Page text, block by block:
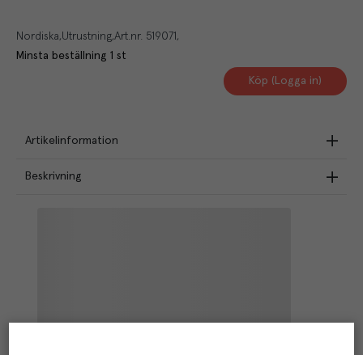
Nordiska Utrustning Art.nr. 519071
Minsta beställning 1 st
Köp (Logga in)
Artikelinformation
Beskrivning